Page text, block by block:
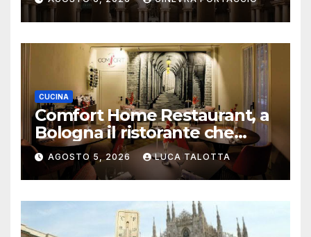
CUCINA
Comfort Home Restaurant, a
Bologna il ristorante che
trasforma l’ospitalità in
un’esperienza di casa
AGOSTO 5, 2026 LUCA TALOTTA